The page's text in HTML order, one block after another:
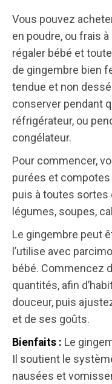
Vous pouvez
en poudre, ou frais
régaler bébé et
de gingembre bien
tendue et non
conserver pendant
réfrigérateur, ou
congélateur.
Pour commencer,
purées et compotes
puis à toutes sortes
légumes, soupes,
Le gingembre peut
l’utilise avec
bébé. Commencez
quantités, afin
douceur, puis
et de ses goûts.
Bienfaits : Le
Il soutient le
nausées et